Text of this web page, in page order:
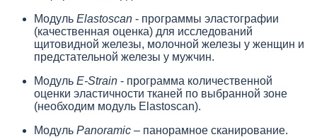
Модуль Elastoscan - программы эластографии
(качественная оценка) для исследований
щитовидной железы, молочной железы у женщин и
предстательной железы у мужчин.
Mодуль E-Strain - программа количественной
оценки эластичности тканей по выбранной зоне
(необходим модуль Elastoscan).
Модуль Panoramic – панорамное сканирование.